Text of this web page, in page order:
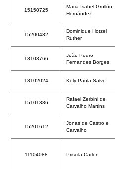
15150725
Maria Isabel Grullón
Hernández
15200432
Dominique Hotzel
Ruther
13103766
João Pedro
Fernandes Borges
13102024 Kely Paula Salvi
15101386
Rafael Zerbini de
Carvalho Martins
15201612
Jonas de Castro e
Carvalho
11104088 Priscila Carlon